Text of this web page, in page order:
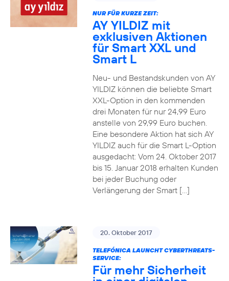
NUR FÜR KURZE ZEIT:
AY YILDIZ mit
exklusiven Aktionen
für Smart XXL und
Smart L
Neu- und Bestandskunden von AY
YILDIZ können die beliebte Smart
XXL-Option in den kommenden
drei Monaten für nur 24,99 Euro
anstelle von 29,99 Euro buchen.
Eine besondere Aktion hat sich AY
YILDIZ auch für die Smart L-Option
ausgedacht: Vom 24. Oktober 2017
bis 15. Januar 2018 erhalten Kunden
bei jeder Buchung oder
Verlängerung der Smart […]
20. Oktober 2017
TELEFÓNICA LAUNCHT CYBERTHREATS-
SERVICE:
Für mehr Sicherheit